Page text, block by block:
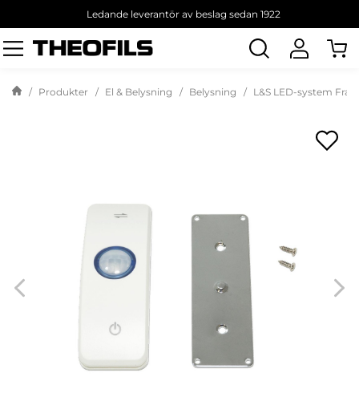
Ledande leverantör av beslag sedan 1922
Sök
produkt
Produkter El & Belysning Belysning L&S LED-system